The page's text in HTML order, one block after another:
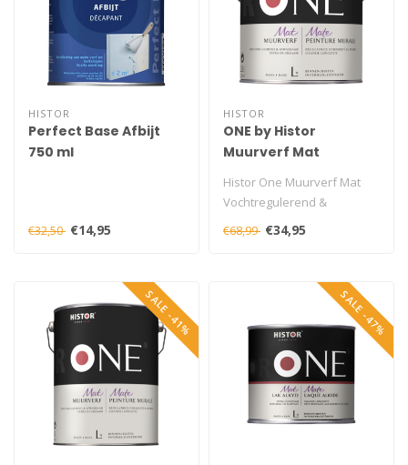
HISTOR
Perfect Base Afbijt
750 ml
€32,50 €14,95
HISTOR
ONE by Histor
Muurverf Mat
Vochtregulerend &
Afwasbaar 2,5 liter
Histor One Muurverf Mat
Vochtregulerend &
Afwasbaar 2,5 liter is een
uitstekend ..
€68,99 €34,95
SALE -41% SALE -47%